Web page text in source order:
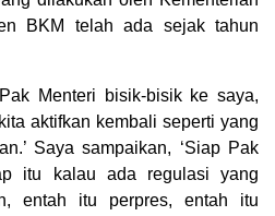
BKM telah ada sejak tahun
Menteri bisik-bisik ke saya,
aktifkan kembali seperti yang
Saya sampaikan, ‘Siap Pak
itu kalau ada regulasi yang
entah itu perpres, entah itu